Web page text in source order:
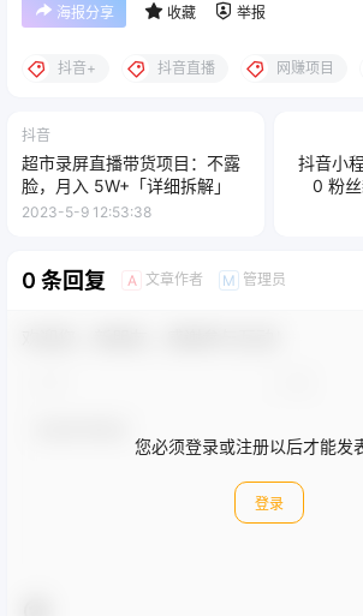
海报分享 收藏 举报
抖音+ 抖音直播 网赚项目
抖音
超市录屏直播带货项目：不露
脸，月入 5W+「详细拆解」
2023-5-9 12:53:38
抖音小
0 粉
号
0 条回复 A 文章作者 M 管理员
您必须登录或注册以后才能发
登录